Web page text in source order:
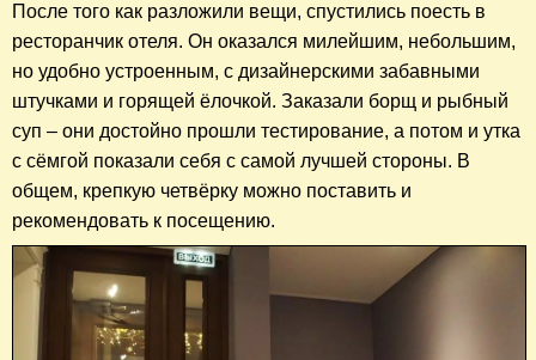
После того как разложили вещи, спустились поесть в
ресторанчик отеля. Он оказался милейшим, небольшим,
но удобно устроенным, с дизайнерскими забавными
штучками и горящей ёлочкой. Заказали борщ и рыбный
суп – они достойно прошли тестирование, а потом и утка
с сёмгой показали себя с самой лучшей стороны. В
общем, крепкую четвёрку можно поставить и
рекомендовать к посещению.